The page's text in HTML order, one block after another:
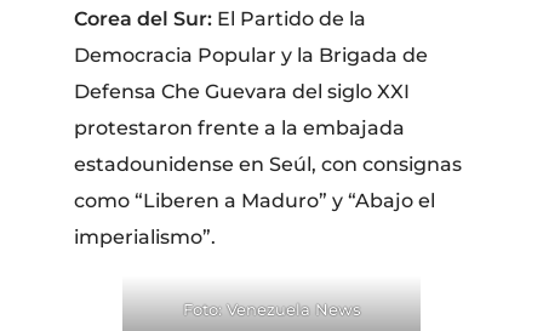
Corea del Sur: El Partido de la
Democracia Popular y la Brigada de
Defensa Che Guevara del siglo XXI
protestaron frente a la embajada
estadounidense en Seúl, con consignas
como “Liberen a Maduro” y “Abajo el
imperialismo”.
Foto: Venezuela News